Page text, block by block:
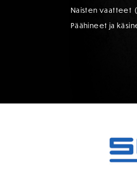
Naisten vaatteet
Päähineet ja